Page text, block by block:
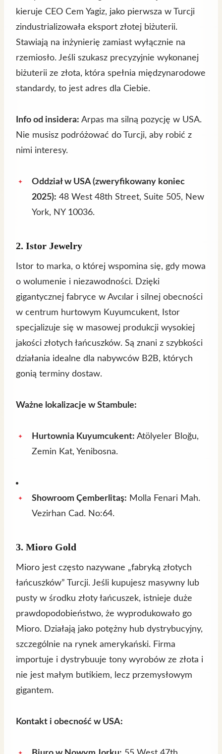
kieruje CEO Cem Yagiz, jako pierwsza w Turcji
zindustrializowała eksport złotej biżuterii.
Stawiają na inżynierię zamiast wyłącznie na
rzemiosło. Jeśli szukasz precyzyjnie wykonanej
biżuterii ze złota, która spełnia międzynarodowe
standardy, to jest adres dla Ciebie.
Info od insidera: Arpas ma silną pozycję w USA.
Nie musisz podróżować do Turcji, aby robić z
nimi interesy.
Oddział w USA (zweryfikowany koniec
2025): 48 West 48th Street, Suite 505, New
York, NY 10036.
2. Istor Jewelry
Istor to marka, o której wspomina się, gdy mowa
o wolumenie i niezawodności. Dzięki
gigantycznej fabryce w Avcılar i silnej obecności
w centrum hurtowym Kuyumcukent, Istor
specjalizuje się w masowej produkcji wysokiej
jakości złotych łańcuszków. Są znani z szybkości
działania idealne dla nabywców B2B, których
gonią terminy dostaw.
Ważne lokalizacje w Stambule:
Hurtownia Kuyumcukent: Atölyeler Bloğu,
Zemin Kat, Yenibosna.
Showroom Çemberlitaş: Molla Fenari Mah.
Vezirhan Cad. No:64.
3. Mioro Gold
Mioro jest często nazywane „fabryką złotych
łańcuszków” Turcji. Jeśli kupujesz masywny lub
pusty w środku złoty łańcuszek, istnieje duże
prawdopodobieństwo, że wyprodukowało go
Mioro. Działają jako potężny hub dystrybucyjny,
szczególnie na rynek amerykański. Firma
importuje i dystrybuuje tony wyrobów ze złota i
nie jest małym butikiem, lecz przemysłowym
gigantem.
Kontakt i obecność w USA: